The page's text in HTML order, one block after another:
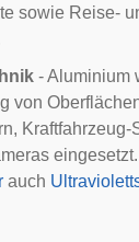
sowie Reise-
- Aluminium
von
Kraftfahrzeug-
auch